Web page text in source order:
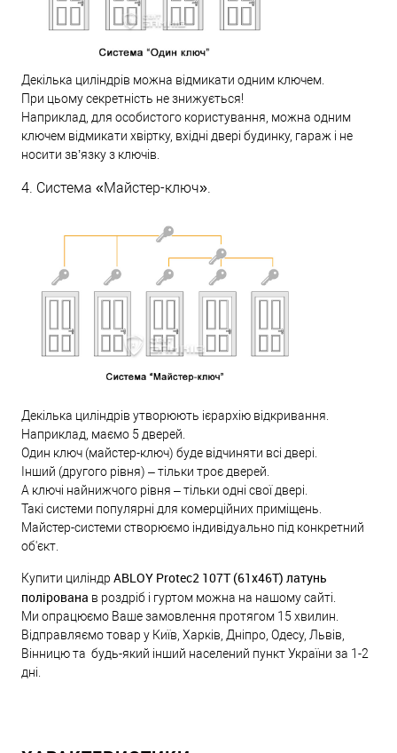
Декілька циліндрів можна відмикати одним ключем.
При цьому секретність не знижується!
Наприклад, для особистого користування, можна одним
ключем відмикати хвіртку, вхідні двері будинку, гараж і не
носити зв’язку з ключів.
4. Система «Майстер-ключ».
Декілька циліндрів утворюють ієрархію відкривання.
Наприклад, маємо 5 дверей.
Один ключ (майстер-ключ) буде відчиняти всі двері.
Інший (другого рівня) – тільки троє дверей.
А ключі найнижчого рівня – тільки одні свої двері.
Такі системи популярні для комерційних приміщень.
Майстер-системи створюємо індивідуально під конкретний
об'єкт.
Купити циліндр ABLOY Protec2 107T (61x46T) латунь
полірована в роздріб і гуртом можна на нашому сайті.
Ми опрацюємо Ваше замовлення протягом 15 хвилин.
Відправляємо товар у Київ, Харків, Дніпро, Одесу, Львів,
Вінницю та будь-який інший населений пункт України за 1-2
дні.